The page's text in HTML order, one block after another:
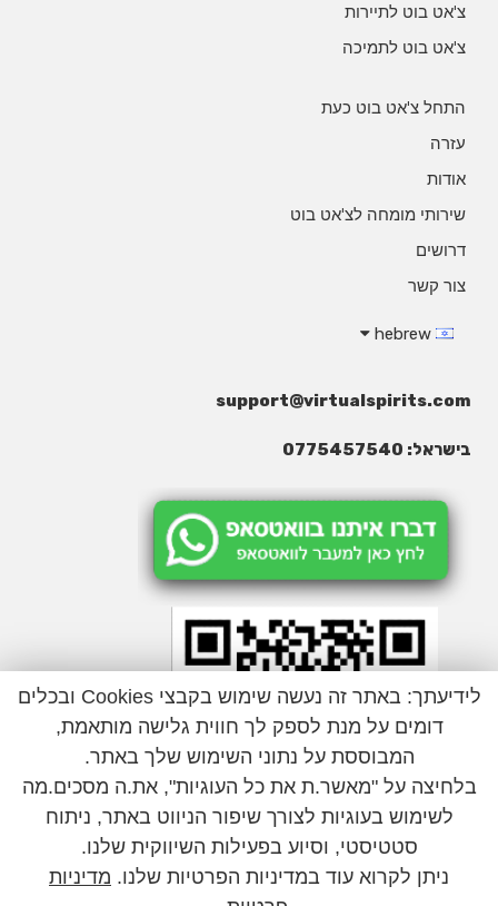
צ'אט בוט לתיירות
צ'אט בוט לתמיכה
התחל צ'אט בוט כעת
עזרה
אודות
שירותי מומחה לצ'אט בוט
דרושים
צור קשר
support@virtualspirits.com
בישראל: 0775457540
לידיעתך: באתר זה נעשה שימוש בקבצי Cookies ובכלים
דומים על מנת לספק לך חווית גלישה מותאמת,
המבוססת על נתוני השימוש שלך באתר.
בלחיצה על "מאשר.ת את כל העוגיות", את.ה מסכים.מה
לשימוש בעוגיות לצורך שיפור הניווט באתר, ניתוח
סטטיסטי, וסיוע בפעילות השיווקית שלנו.
ניתן לקרוא עוד במדיניות הפרטיות שלנו. מדיניות